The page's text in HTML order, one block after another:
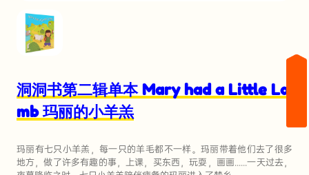
洞洞书第二辑单本 Mary had a Little La
mb 玛丽的小羊羔
玛丽有七只小羊羔，每一只的羊毛都不一样。玛丽带着他们去了很多
地方，做了许多有趣的事，上课，买东西，玩耍，画画......一天过去，